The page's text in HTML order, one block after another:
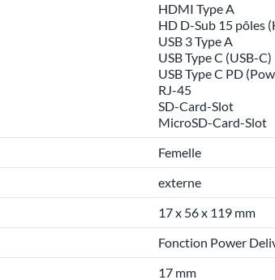
HDMI Type A
HD D-Sub 15 pôles
USB 3 Type A
USB Type C (USB-C)
USB Type C PD
RJ-45
SD-Card-Slot
MicroSD-Card-Slot
Femelle
externe
17 x 56 x 119 mm
Fonction Power
17 mm